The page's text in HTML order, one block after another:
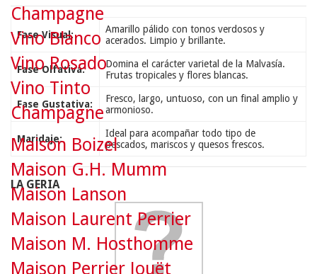
Fase Visual:
Amarillo pálido con tonos verdosos y
acerados. Limpio y brillante.
Fase Olfativa:
Domina el carácter varietal de la Malvasía.
Frutas tropicales y flores blancas.
Fase Gustativa:
Fresco, largo, untuoso, con un final amplio y
armonioso.
Maridaje:
Ideal para acompañar todo tipo de
pescados, mariscos y quesos frescos.
LA GERIA
Champagne
Vino Blanco
Vino Rosado
Vino Tinto
Champagne
Maison Boizel
Maison G.H. Mumm
Maison Lanson
Maison Laurent Perrier
Maison M. Hosthomme
Maison Perrier Jouët